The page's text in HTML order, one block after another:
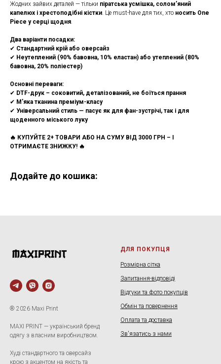
Жодних зайвих деталей — тільки піратська усмішка, солом’яний
капелюх і хрестоподібні кістки. Це must-have для тих, хто носить One
Piece у серці щодня.
Два варіанти посадки:
✔ Стандартний крій або оверсайз
✔ Неутеплений (90% бавовна, 10% еластан) або утеплений (80%
бавовна, 20% поліестер)
Основні переваги:
✔ DTF-друк – соковитий, деталізований, не боїться прання
✔ М'яка тканина преміум-класу
✔ Універсальний стиль — пасує як для фан-зустрічі, так і для
щоденного міського луку
🔥 КУПУЙТЕ 2+ ТОВАРИ АБО НА СУМУ ВІД 3000 ГРН – І
ОТРИМАЄТЕ ЗНИЖКУ! 🔥
Додайте до кошика:
® 2026 Maxi Print
MAXI PRINT — український бренд
одягу з власним виробництвом.
Худі стандартного та оверсайз
крою з акцентом на якість та
ДЛЯ ПОКУПЦЯ
Розмірна сітка
Запитання-відповіді
Відгуки та фото покупців
Обмін та повернення
Оплата та доставка
Зв'язатись з нами